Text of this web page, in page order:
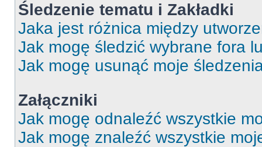
Śledzenie tematu i Zakładki
Jaka jest różnica między
Jak mogę śledzić wybrane fora
Jak mogę usunąć moje
Załączniki
Jak mogę odnaleźć wszystkie
Jak mogę znaleźć wszystkie